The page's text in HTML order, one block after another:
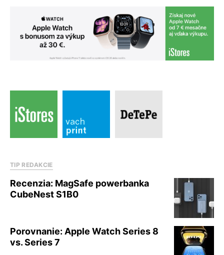
TIP REDAKCIE
Recenzia: MagSafe powerbanka
CubeNest S1B0
Porovnanie: Apple Watch Series 8
vs. Series 7